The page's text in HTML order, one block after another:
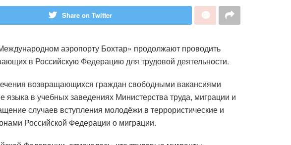
Share on Twitter
аэропорту Бохтар» продолжают проводить
в Российскую Федерацию для трудовой деятельности.
возвращающихся граждан свободными вакансиями
в учебных заведениях Министерства труда, миграции и
случаев вступления молодёжи в террористические и
Российской Федерации о миграции.